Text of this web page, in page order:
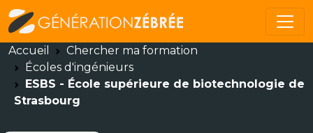
Accueil
Chercher ma formation
Écoles d'ingénieurs
ESBS - École supérieure de biotechnologie de
Strasbourg